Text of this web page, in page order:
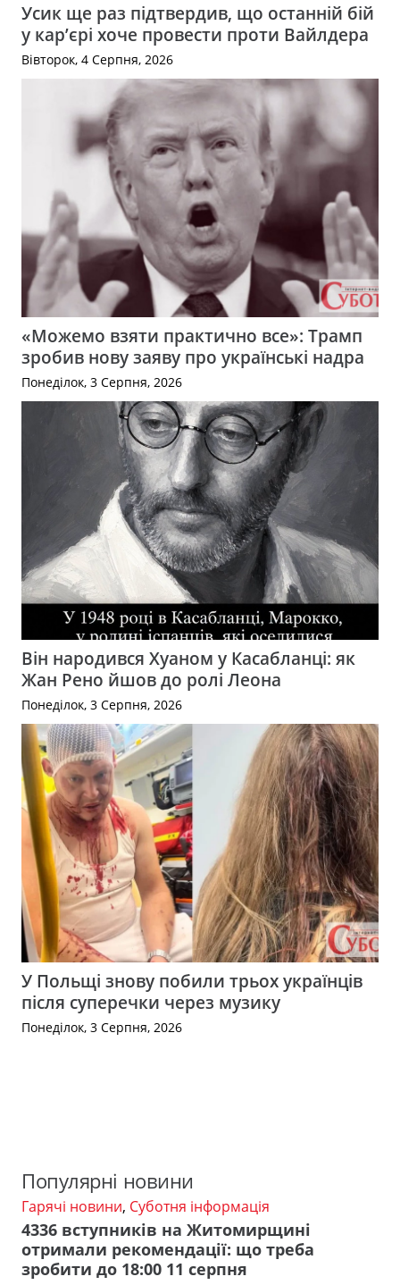
Усик ще раз підтвердив, що останній бій
у кар’єрі хоче провести проти Вайлдера
Вівторок, 4 Серпня, 2026
«Можемо взяти практично все»: Трамп
зробив нову заяву про українські надра
Понеділок, 3 Серпня, 2026
Він народився Хуаном у Касабланці: як
Жан Рено йшов до ролі Леона
Понеділок, 3 Серпня, 2026
У Польщі знову побили трьох українців
після суперечки через музику
Понеділок, 3 Серпня, 2026
Популярні новини
Гарячі новини, Суботня інформація
4336 вступників на Житомирщині
отримали рекомендації: що треба
зробити до 18:00 11 серпня